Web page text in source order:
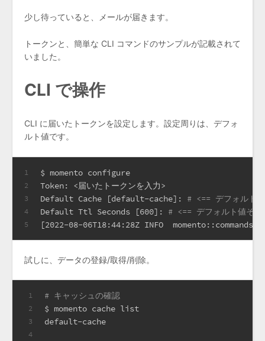
少し待っていると、メールが届きます。
トークンと、簡単な CLI コマンドのサンプルが記載されて
いました。
CLI で操作
CLI に届いたトークンを設定します。設定周りは、デフォ
ルト値です。
1
2
3
4
5
$ momento configure
Token: <届いたトークンを入力>
Default Cache [default-cache]: # <== デフォルト
Default Ttl Seconds [600]: # <== デフォルト値その
[2022-08-06T18:44:28Z INFO
試しに、データの登録/取得/削除。
1
2
3
4
# キャッシュの確認
$ momento cache list
default-cache